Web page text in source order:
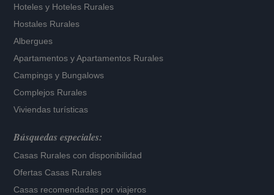
Hoteles y Hoteles Rurales
Hostales Rurales
Albergues
Apartamentos yApartamentos Rurales
Campings y Bungalows
Complejos Rurales
Viviendas turísticas
Búsquedas especiales:
Casas Rurales con disponibilidad
Ofertas Casas Rurales
Casas recomendadas por viajeros